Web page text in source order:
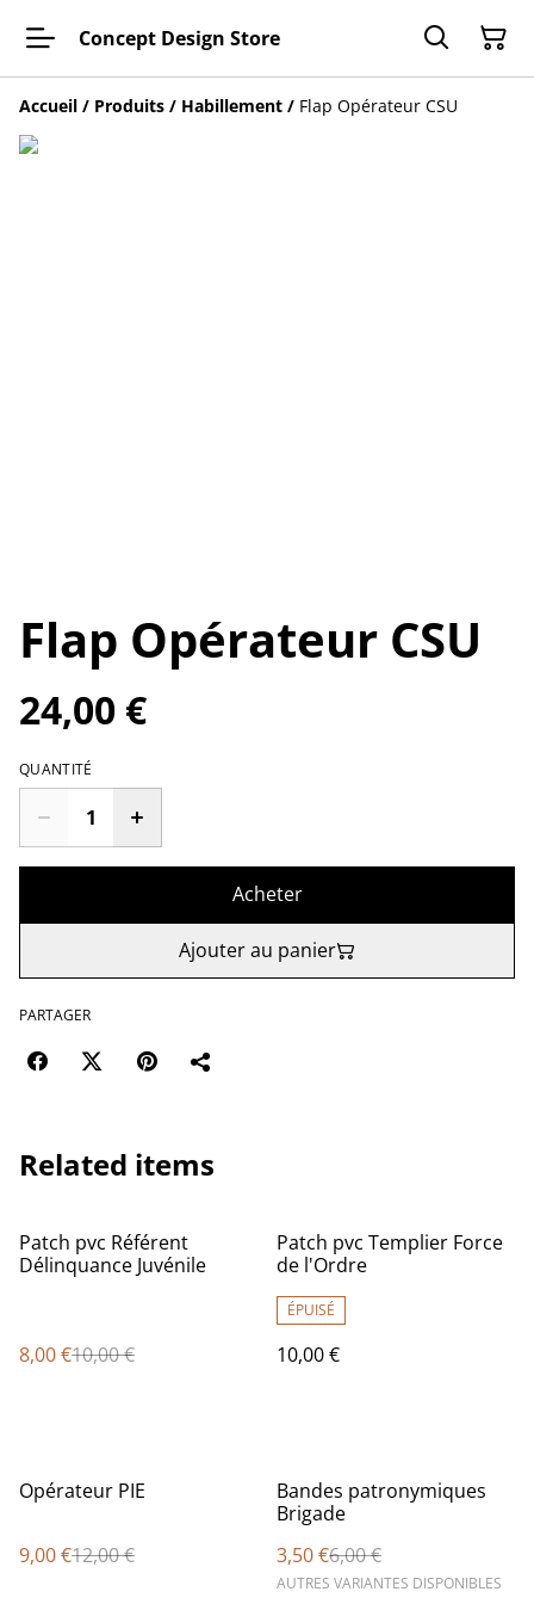
Concept Design Store
Accueil / Produits / Habillement / Flap Opérateur CSU
Flap Opérateur CSU
24,00 €
QUANTITÉ
Acheter
Ajouter au panier
PARTAGER
Related items
%
Patch pvc Référent
Délinquance Juvénile
8,00 €10,00 €
Patch pvc Templier Force
de l'Ordre
ÉPUISÉ
10,00 €
%
Opérateur PIE
9,00 €12,00 €
%
Bandes patronymiques
Brigade
3,50 €6,00 €
AUTRES VARIANTES DISPONIBLES